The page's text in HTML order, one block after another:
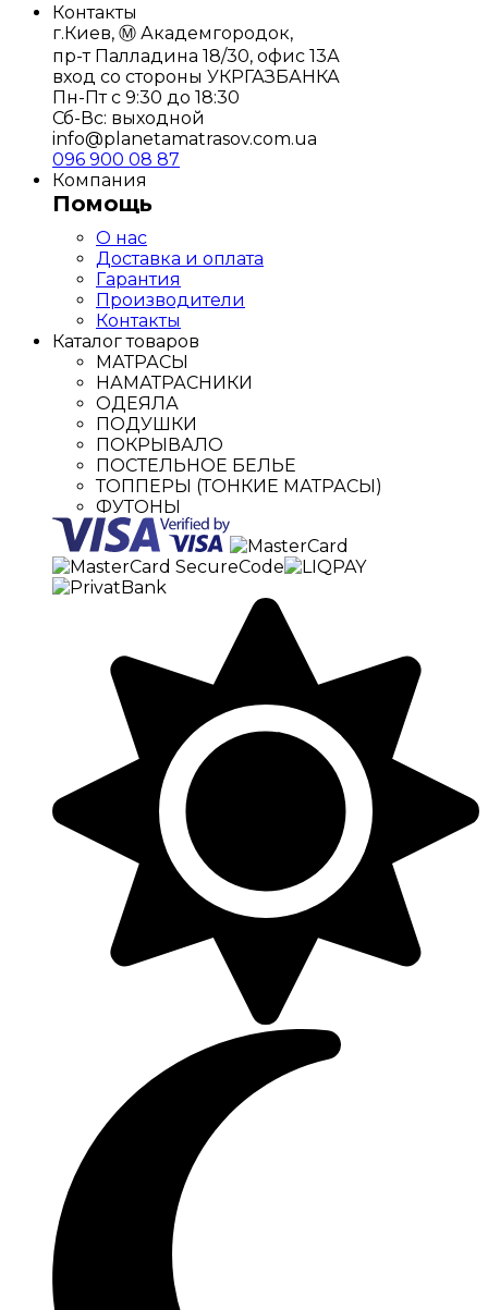
Контакты
г.Киев, Ⓜ️ Академгородок,
пр-т Палладина 18/30, офис 13А
вход со стороны УКРГАЗБАНКА
Пн-Пт с 9:30 до 18:30
Сб-Вс: выходной
info@planetamatrasov.com.ua
096 900 08 87
Компания
Помощь
О нас
Доставка и оплата
Гарантия
Производители
Контакты
Каталог товаров
МАТРАСЫ
НАМАТРАСНИКИ
ОДЕЯЛА
ПОДУШКИ
ПОКРЫВАЛО
ПОСТЕЛЬНОЕ БЕЛЬЕ
ТОППЕРЫ (ТОНКИЕ МАТРАСЫ)
ФУТОНЫ